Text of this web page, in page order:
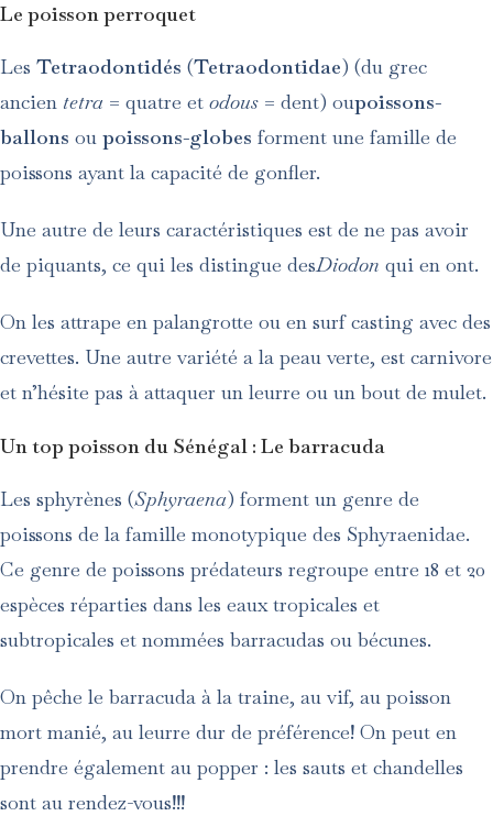
Le poisson perroquet
Les Tetraodontidés (Tetraodontidae) (du grec
ancien tetra = quatre et odous = dent) oupoissons-
ballons ou poissons-globes forment une famille de
poissons ayant la capacité de gonfler.
Une autre de leurs caractéristiques est de ne pas avoir
de piquants, ce qui les distingue desDiodon qui en ont.
On les attrape en palangrotte ou en surf casting avec des
crevettes. Une autre variété a la peau verte, est carnivore
et n’hésite pas à attaquer un leurre ou un bout de mulet.
Un top poisson du Sénégal : Le barracuda
Les sphyrènes (Sphyraena) forment un genre de
poissons de la famille monotypique des Sphyraenidae.
Ce genre de poissons prédateurs regroupe entre 18 et 20
espèces réparties dans les eaux tropicales et
subtropicales et nommées barracudas ou bécunes.
On pêche le barracuda à la traine, au vif, au poisson
mort manié, au leurre dur de préférence! On peut en
prendre également au popper : les sauts et chandelles
sont au rendez-vous!!!